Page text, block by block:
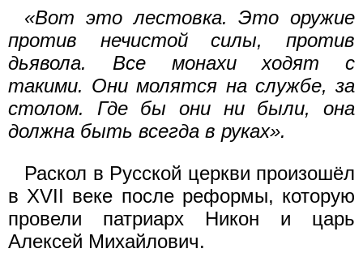
«Вот это лестовка. Это оружие
против нечистой силы, против
дьявола. Все монахи ходят с
такими. Они молятся на службе, за
столом. Где бы они ни были, она
должна быть всегда в руках».
Раскол в Русской церкви произошёл
в XVII веке после реформы, которую
провели патриарх Никон и царь
Алексей Михайлович.